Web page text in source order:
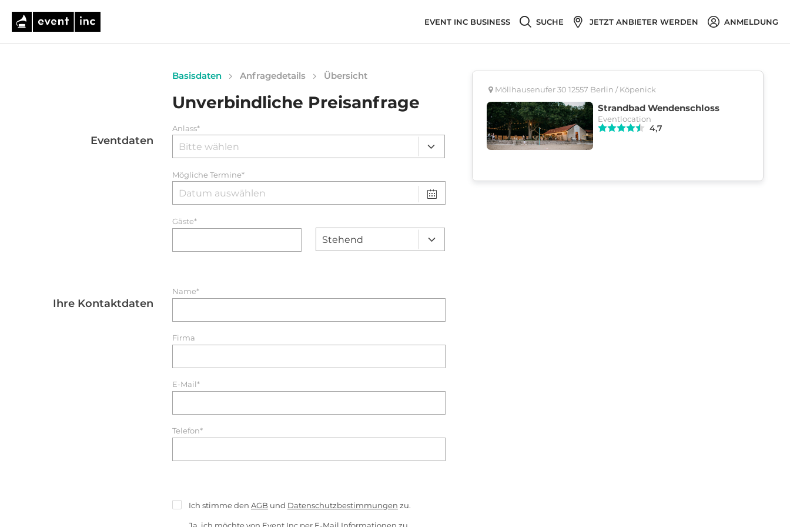
EVENT INC BUSINESS SUCHE JETZT ANBIETER WERDEN ANMELDUNG
Basisdaten Anfragedetails Übersicht
Unverbindliche Preisanfrage
Eventdaten
Anlass*
Mögliche Termine*
Gäste*
Ihre Kontaktdaten
Name*
Firma
E-Mail*
Telefon*
Ich stimme den AGB und Datenschutzbestimmungen zu.
Möllhausenufer 30 12557 Berlin / Köpenick
Strandbad Wendenschloss
Eventlocation
4,7